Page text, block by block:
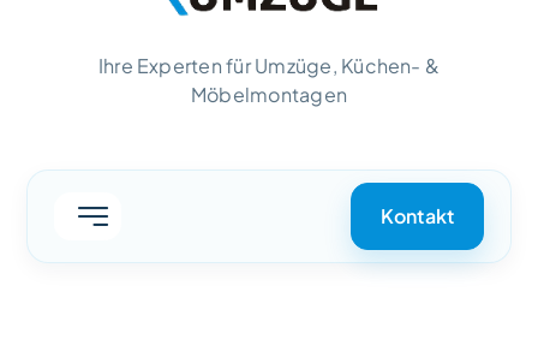
Ihre Experten für Umzüge, Küchen- &
Möbelmontagen
Toggle
Kontakt